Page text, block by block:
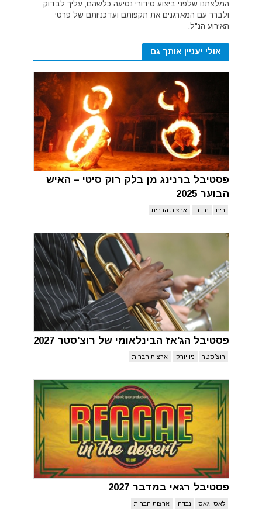
המלצתנו שלפני ביצוע סידורי נסיעה כלשהם, עליך לבדוק
ולברר עם המארגנים את תקפותם ועדכניותם של פרטי
האירוע הנ"ל.
אולי יעניין אותך גם
פסטיבל ברנינג מן בלק רוק סיטי – האיש
הבוער 2025
רינו נבדה ארצות הברית
פסטיבל הג'אז הבינלאומי של רוצ'סטר 2027
רוצ'סטר ניו יורק ארצות הברית
פסטיבל רגאי במדבר 2027
לאס וגאס נבדה ארצות הברית